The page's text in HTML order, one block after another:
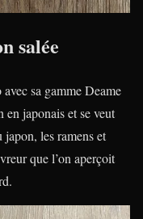
salée
sa gamme Deame
japonais et se veut
les ramens et
que l’on aperçoit